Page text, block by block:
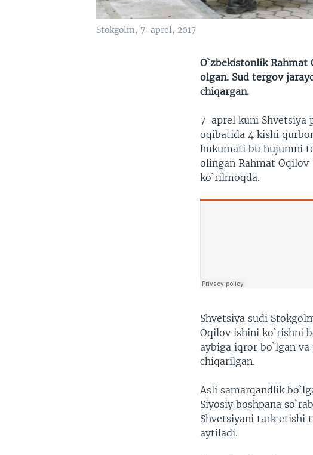
Stokgolm, 7-aprel, 2017
O`zbekistonlik
olgan. Sud tergov
chiqargan.
7-aprel kuni Shvetsiya
oqibatida 4 kishi
hukumati bu hujumni
olingan Rahmat
ko`rilmoqda.
Shvetsiya sudi
Oqilov ishini ko`rishni
aybiga iqror bo`lgan
chiqarilgan.
Asli samarqandlik
Siyosiy boshpana
Shvetsiyani tark etishi
aytiladi.